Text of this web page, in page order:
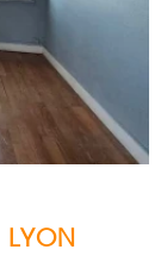
LYON